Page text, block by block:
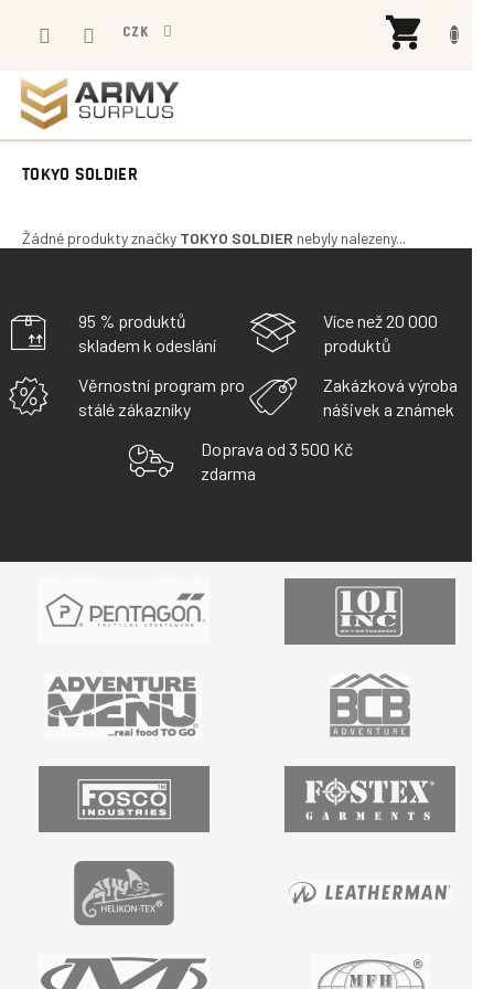
CZK
TOKYO SOLDIER
Žádné produkty značky TOKYO SOLDIER nebyly nalezeny...
95 % produktů
skladem k odeslání
Více než 20 000
produktů
Věrnostní program pro
stálé zákazníky
Zakázková výroba
nášivek a známek
Doprava od 3 500 Kč
zdarma